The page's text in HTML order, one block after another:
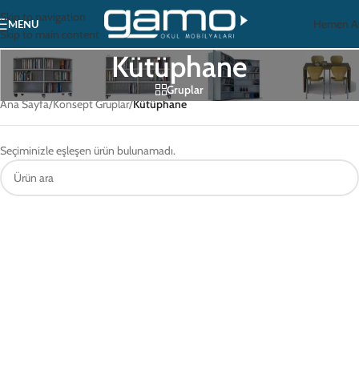
Skip to navigation
Skip to main content
MENU Hemen
Kütüphane
Gruplar
Ana Sayfa/Konsept Gruplar/Kütüphane
Seçiminizle eşleşen ürün bulunamadı.